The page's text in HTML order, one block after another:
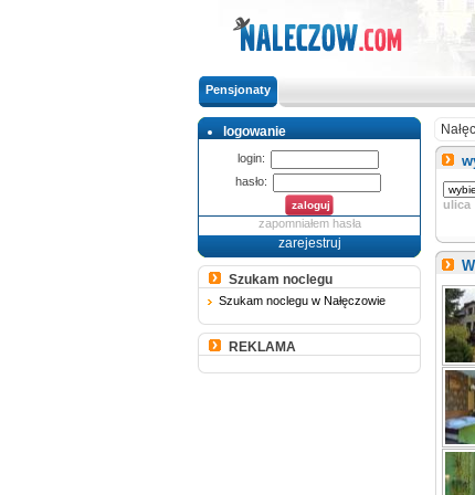
Pensjonaty
logowanie
login:
hasło:
zapomniałem hasła
zarejestruj
Szukam noclegu
Szukam noclegu w Nałęczowie
REKLAMA
ulica